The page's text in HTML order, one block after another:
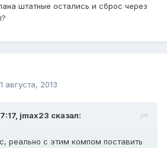
штатные остались и сброс через
1 августа, 2013
jmax23 сказал:
реально с этим компом поставить